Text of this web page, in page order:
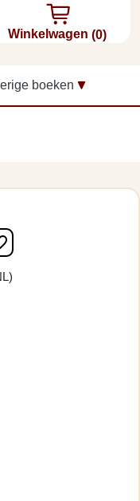
Winkelwagen (0)
boeken